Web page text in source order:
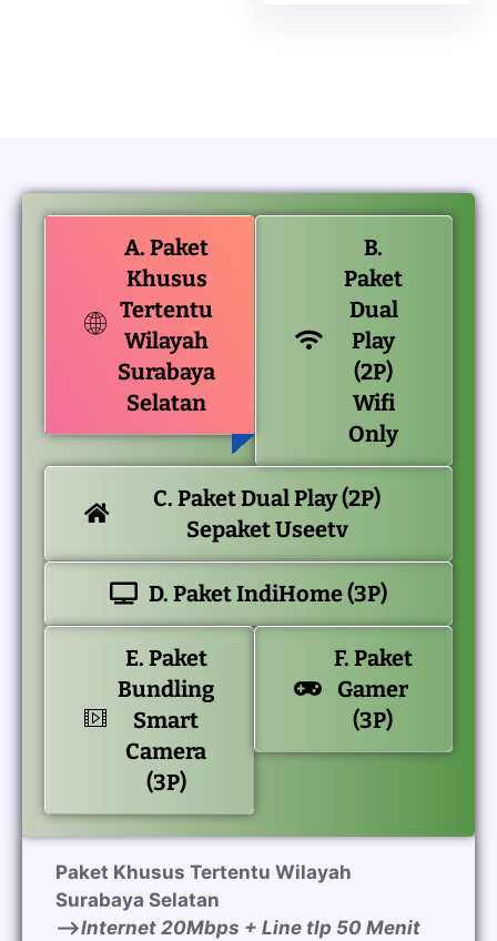
A. Paket
Khusus
Tertentu
Wilayah
Surabaya
Selatan
B.
Paket
Dual
Play
(2P)
Wifi
Only
C. Paket Dual Play (2P)
Sepaket Useetv
D. Paket IndiHome (3P)
E. Paket
Bundling
Smart
Camera
(3P)
F. Paket
Gamer
(3P)
Paket Khusus Tertentu Wilayah
Surabaya Selatan
—>Internet 20Mbps + Line tlp 50 Menit